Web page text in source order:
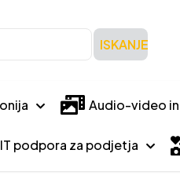
ISKANJE
Audio-video
IT podpora za podjetja